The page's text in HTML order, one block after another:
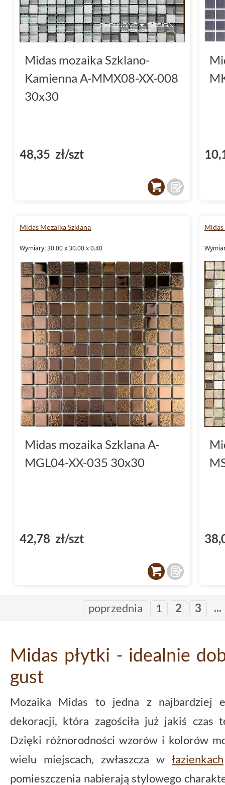
Midas mozaika Szklano-
Kamienna A-MMX08-XX-008
30x30
48,35 zł/szt
Midas Mozaika Szklana
Wymiary: 30.00 x 30.00 x 0.40
Midas mozaika Szklana A-
MGL04-XX-035 30x30
42,78 zł/szt
poprzednia 1 2 3 ...
Midas płytki - idealnie
gust
Mozaika Midas to jedna z najbardziej
dekoracji, która zagościła już jakiś czas
Dzięki różnorodności wzorów i kolorów
wielu miejscach, zwłaszcza w łazienkach
pomieszczenia nabierają stylowego